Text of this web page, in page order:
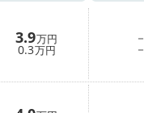
3.9万円
0.3万円
－
－